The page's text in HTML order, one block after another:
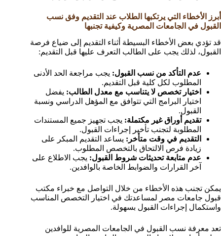
أبرز الأخطاء التي يرتكبها الطلاب عند التقديم وفق نسب
القبول في الجامعات المصرية وكيفية تجنبها
قد تؤدي بعض الأخطاء البسيطة أثناء التقديم إلى ضياع فرصة
القبول، لذلك يجب على الطالب التعرف عليها قبل التقديم:
عدم التأكد من نسب القبول: يجب مراجعة الحد الأدنى
المطلوب لكل كلية قبل التقديم.
اختيار تخصص لا يتناسب مع معدل الطالب: يفضل
اختيار البرامج التي تتوافق مع المؤهل الدراسي ونسبة
القبول.
تقديم أوراق غير مكتملة: يجب تجهيز جميع المستندات
المطلوبة لتجنب تأخير إجراءات القبول.
التقديم في وقت متأخر: يساعد التقديم المبكر على
زيادة فرص الالتحاق بالتخصص المطلوب.
عدم متابعة تحديثات شروط القبول: يجب الاطلاع على
آخر القرارات والضوابط الخاصة بالوافدين.
يمكن تجنب هذه الأخطاء من خلال التواصل مع خبراء مكتب
قبول جامعات مصر لمساعدتك في اختيار التخصص المناسب
واستكمال إجراءات القبول بسهولة.
تعد معرفة نسب القبول في الجامعات المصرية للوافدين